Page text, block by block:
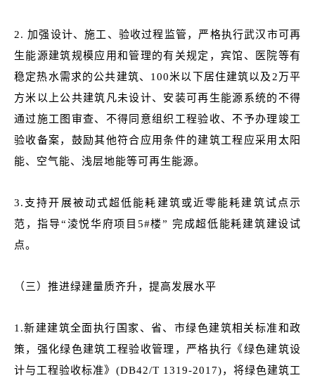
2. 加强设计、施工、验收过程监管，严格执行武汉市可再
生能源建筑规模应用和管理的有关规定，宾馆、医院等有
稳定热水需求的公共建筑、100米以下居住建筑以及2万平
方米以上公共建筑凡未设计、安装可再生能源系统的不得
通过施工图审查、不得同意组织工程验收、不予办理竣工
验收备案，鼓励其他符合应用条件的建筑工程应采用太阳
能、空气能、浅层地能等可再生能源。
3.支持开展被动式超低能耗建筑或近零能耗建筑试点示
范，指导“淩悦华府项目5#楼” 完成超低能耗建筑建设试
点。
（三）推进绿建量质齐升，提高发展水平
1.新建建筑全面执行国家、省、市绿色建筑相关标准和政
策，强化绿色建筑工程验收管理，严格执行《绿色建筑设
计与工程验收标准》(DB42/T 1319-2017)，将绿色建筑工